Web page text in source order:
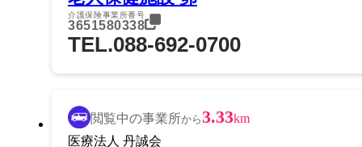
介護保険事業所番号
3651580338
TEL.088-692-0700
閲覧中の事業所から3.33km
医療法人 丹誠会